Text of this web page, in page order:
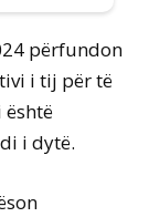
përfundon
i tij për të
është
i dytë.